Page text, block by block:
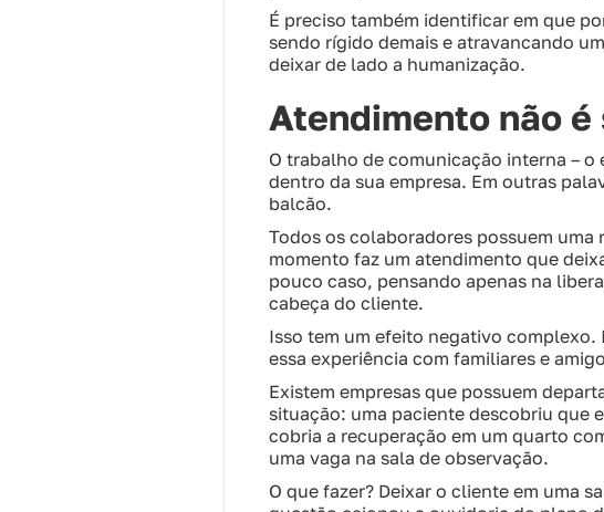
É preciso também identificar em que
sendo rígido demais e atravancando
deixar de lado a humanização.
Atendimento não
O trabalho de comunicação interna –
dentro da sua empresa. Em outras
balcão.
Todos os colaboradores possuem
momento faz um atendimento que
pouco caso, pensando apenas na
cabeça do cliente.
Isso tem um efeito negativo
essa experiência com familiares e
Existem empresas que possuem
situação: uma paciente descobriu que
cobria a recuperação em um quarto
uma vaga na sala de observação.
O que fazer? Deixar o cliente em uma